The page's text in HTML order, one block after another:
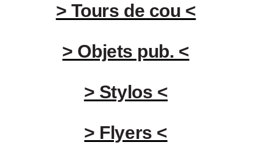
> Tours de cou <
> Objets pub. <
> Stylos <
> Flyers <